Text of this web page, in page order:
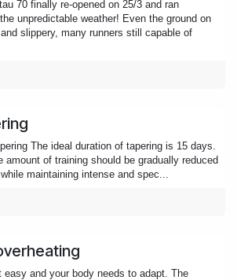
70 finally re-opened on 25/3 and ran
unpredictable weather! Even the ground on
slippery, many runners still capable of
The ideal duration of tapering is 15 days.
amount of training should be gradually reduced
maintaining intense and spec...
easy and your body needs to adapt. The